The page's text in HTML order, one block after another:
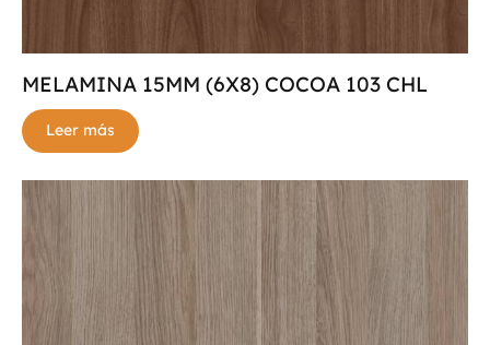
MELAMINA 15MM (6X8) COCOA 103 CHL
Leer más